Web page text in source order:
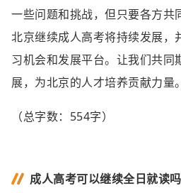
一些问题和挑战，但只要各方共
北京继续成人高考将持续发展，
习机会和发展平台。让我们共同
展，为北京的人才培养贡献力量。
（总字数：554字）
成人高考可以继续全日就读吗